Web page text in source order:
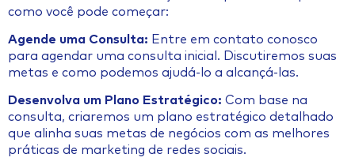
como você pode começar:
Agende uma Consulta: Entre em contato conosco
para agendar uma consulta inicial. Discutiremos suas
metas e como podemos ajudá-lo a alcançá-las.
Desenvolva um Plano Estratégico: Com base na
consulta, criaremos um plano estratégico detalhado
que alinha suas metas de negócios com as melhores
práticas de marketing de redes sociais.